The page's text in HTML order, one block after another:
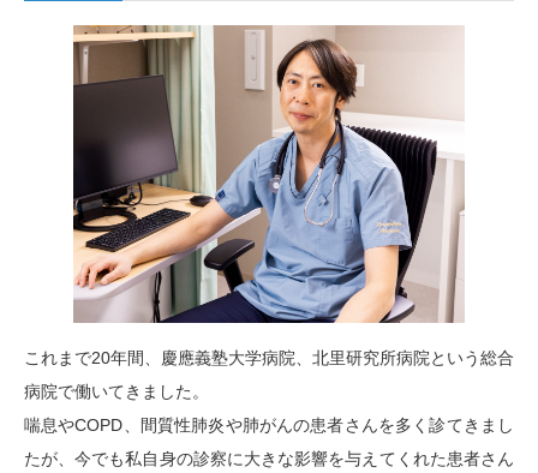
これまで20年間、慶應義塾大学病院、北里研究所病院という総合
病院で働いてきました。
喘息やCOPD、間質性肺炎や肺がんの患者さんを多く診てきまし
たが、今でも私自身の診察に大きな影響を与えてくれた患者さん